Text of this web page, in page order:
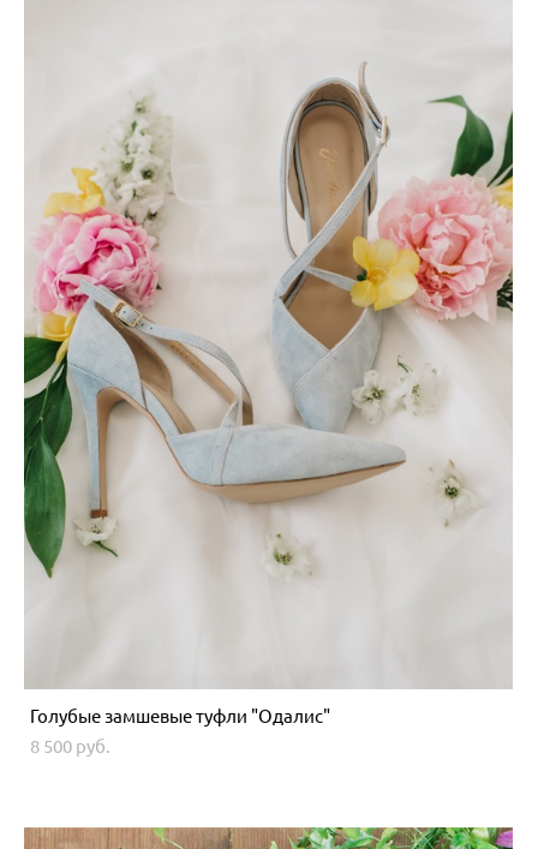
Голубые замшевые туфли "Одалис"
8 500 pуб.